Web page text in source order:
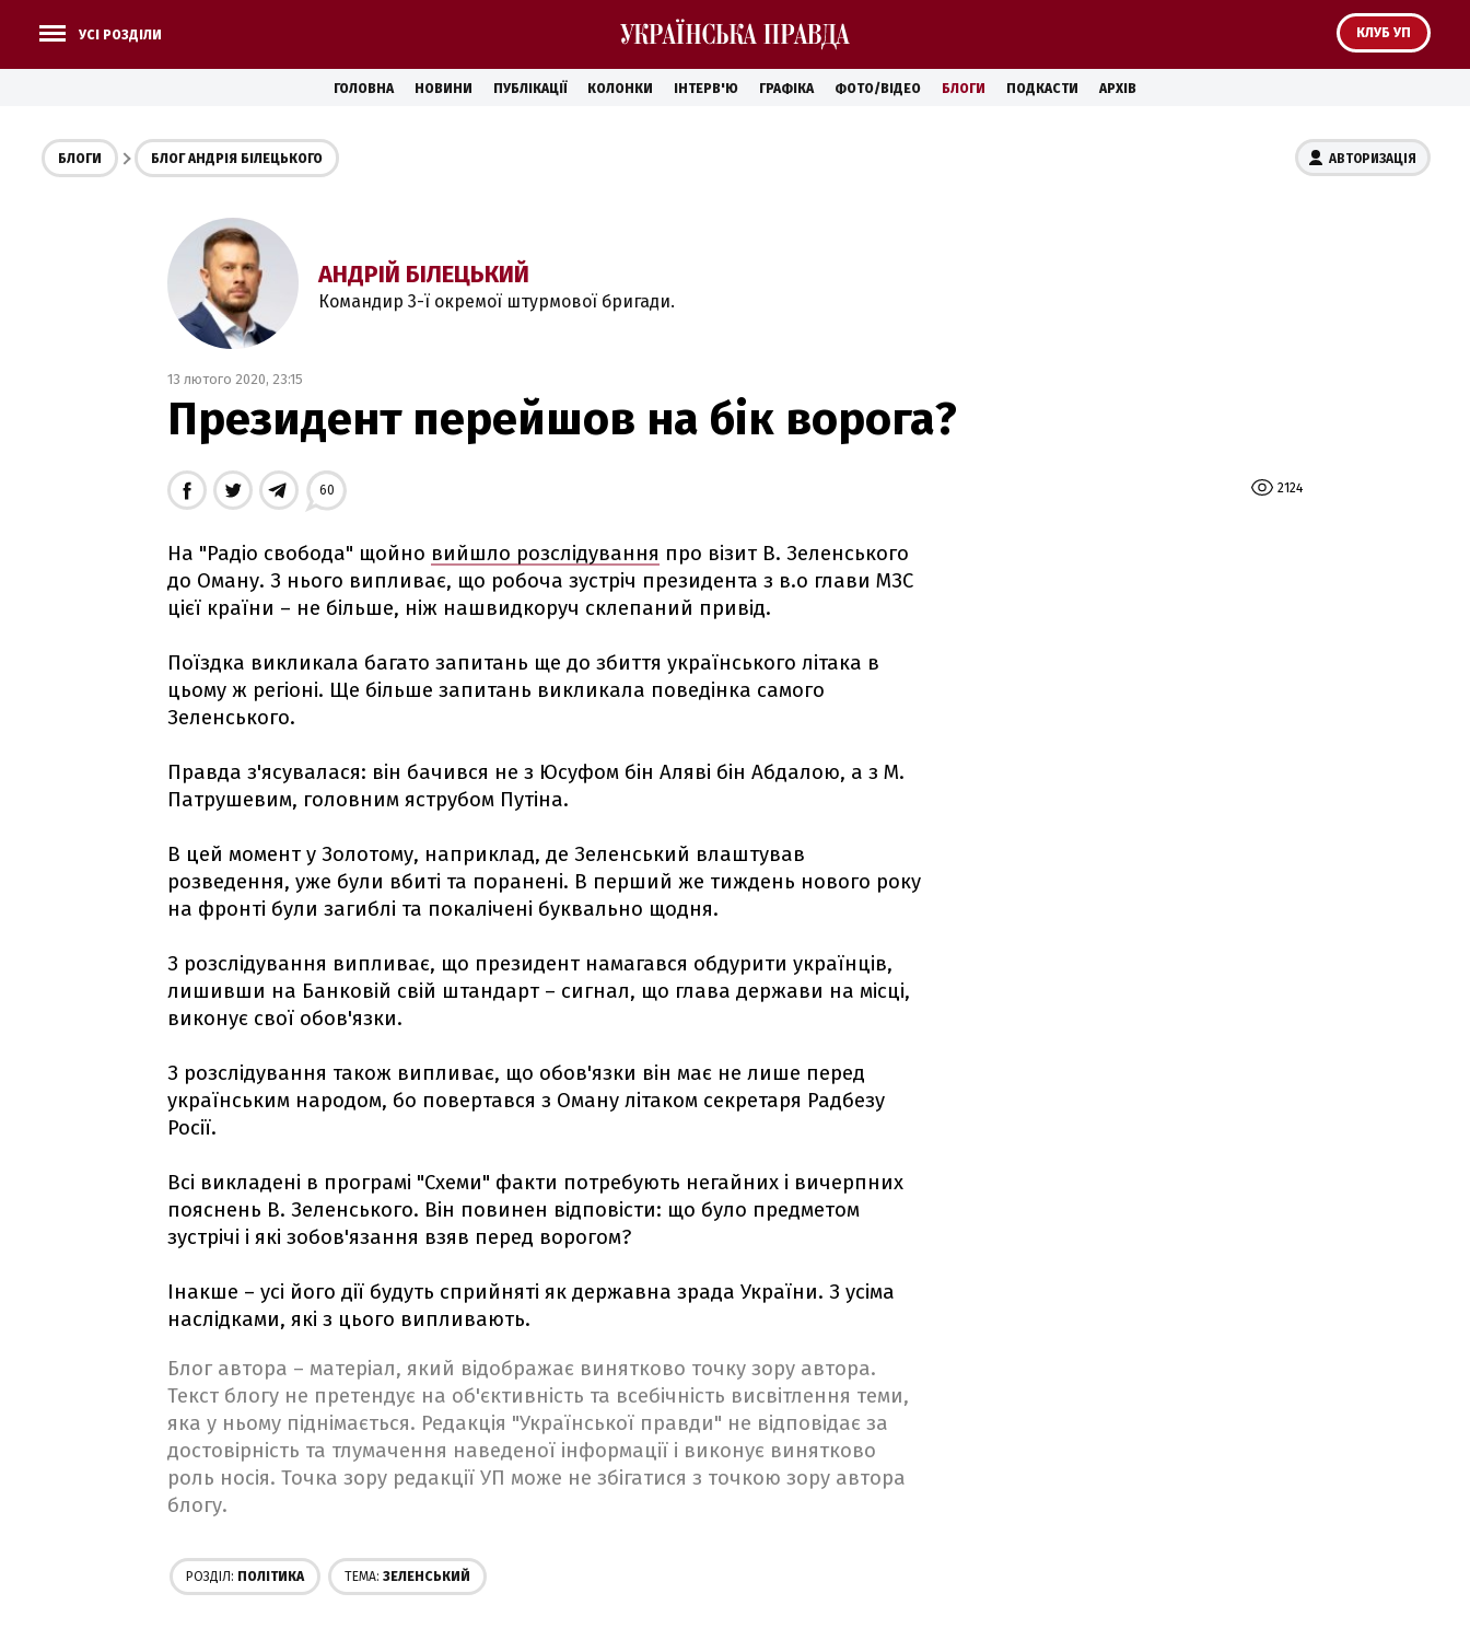
УСІ РОЗДІЛИ КЛУБ УП
ГОЛОВНА НОВИНИ ПУБЛІКАЦІЇ КОЛОНКИ ІНТЕРВ'Ю ГРАФІКА ФОТО/ВІДЕО БЛОГИ ПОДКАСТИ АРХІВ
АВТОРИЗАЦІЯ
БЛОГИ БЛОГ АНДРІЯ БІЛЕЦЬКОГО
АНДРІЙ БІЛЕЦЬКИЙ
Командир 3-ї окремої штурмової бригади.
13 лютого 2020, 23:15
Президент перейшов на бік ворога?
2124
60
На "Радіо свобода" щойно вийшло розслідування про візит В. Зеленського
до Оману. З нього випливає, що робоча зустріч президента з в.о глави МЗС
цієї країни – не більше, ніж нашвидкоруч склепаний привід.
Поїздка викликала багато запитань ще до збиття українського літака в
цьому ж регіоні. Ще більше запитань викликала поведінка самого
Зеленського.
Правда з'ясувалася: він бачився не з Юсуфом бін Аляві бін Абдалою, а з М.
Патрушевим, головним яструбом Путіна.
В цей момент у Золотому, наприклад, де Зеленський влаштував
розведення, уже були вбиті та поранені. В перший же тиждень нового року
на фронті були загиблі та покалічені буквально щодня.
З розслідування випливає, що президент намагався обдурити українців,
лишивши на Банковій свій штандарт – сигнал, що глава держави на місці,
виконує свої обов'язки.
З розслідування також випливає, що обов'язки він має не лише перед
українським народом, бо повертався з Оману літаком секретаря Радбезу
Росії.
Всі викладені в програмі "Схеми" факти потребують негайних і вичерпних
пояснень В. Зеленського. Він повинен відповісти: що було предметом
зустрічі і які зобов'язання взяв перед ворогом?
Інакше – усі його дії будуть сприйняті як державна зрада України. З усіма
наслідками, які з цього випливають.
Блог автора – матеріал, який відображає винятково точку зору автора.
Текст блогу не претендує на об'єктивність та всебічність висвітлення теми,
яка у ньому піднімається. Редакція "Української правди" не відповідає за
достовірність та тлумачення наведеної інформації і виконує винятково
роль носія. Точка зору редакції УП може не збігатися з точкою зору автора
блогу.
РОЗДІЛ: ПОЛІТИКА ТЕМА: ЗЕЛЕНСЬКИЙ